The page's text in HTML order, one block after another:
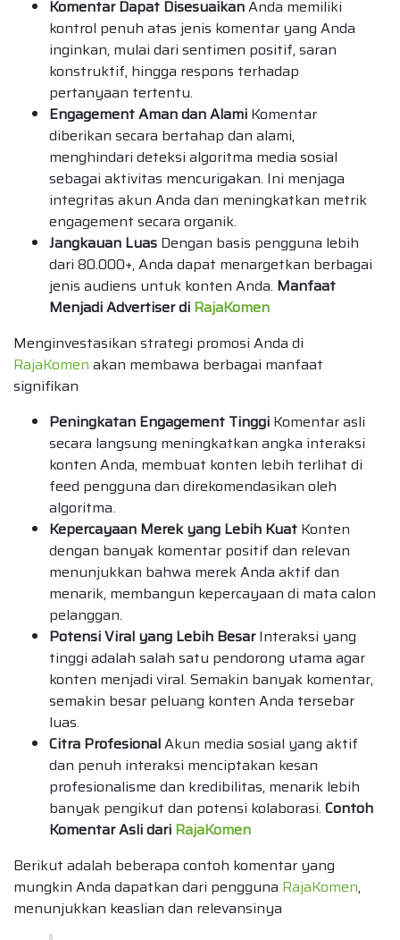
Komentar Dapat DisesuaikanAnda memiliki
kontrol penuh atas jenis komentar yang Anda
inginkan, mulai dari sentimen positif, saran
konstruktif, hingga respons terhadap
pertanyaan tertentu.
Engagement Aman dan Alami Komentar
diberikan secara bertahap dan alami,
menghindari deteksi algoritma media sosial
sebagai aktivitas mencurigakan. Ini menjaga
integritas akun Anda dan meningkatkan metrik
engagement secara organik.
Jangkauan Luas Dengan basis pengguna lebih
dari 80.000+, Anda dapat menargetkan berbagai
jenis audiens untuk konten Anda. Manfaat
Menjadi Advertiser di RajaKomen
Menginvestasikan strategi promosi Anda di
RajaKomen akan membawa berbagai manfaat
signifikan
Peningkatan Engagement Tinggi Komentar asli
secara langsung meningkatkan angka interaksi
konten Anda, membuat konten lebih terlihat di
feed pengguna dan direkomendasikan oleh
algoritma.
Kepercayaan Merek yang Lebih Kuat Konten
dengan banyak komentar positif dan relevan
menunjukkan bahwa merek Anda aktif dan
menarik, membangun kepercayaan di mata calon
pelanggan.
Potensi Viral yang Lebih BesarInteraksi yang
tinggi adalah salah satu pendorong utama agar
konten menjadi viral. Semakin banyak komentar,
semakin besar peluang konten Anda tersebar
luas.
Citra ProfesionalAkun media sosial yang aktif
dan penuh interaksi menciptakan kesan
profesionalisme dan kredibilitas, menarik lebih
banyak pengikut dan potensi kolaborasi. Contoh
Komentar Asli dari RajaKomen
Berikut adalah beberapa contoh komentar yang
mungkin Anda dapatkan dari pengguna RajaKomen,
menunjukkan keaslian dan relevansinya